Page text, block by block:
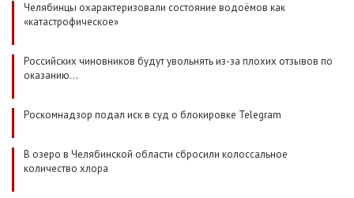
Челябинцы охарактеризовали состояние водоёмов как
«катастрофическое»
Российских чиновников будут увольнять из-за плохих отзывов по
оказанию…
Роскомнадзор подал иск в суд о блокировке Telegram
В озеро в Челябинской области сбросили колоссальное
количество хлора